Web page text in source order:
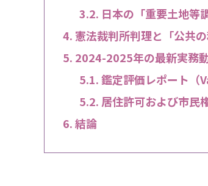
日本の「重要土地等
憲法裁判所判理と「公共の
2024-2025年の最新実務
鑑定評価レポート
居住許可および市民
結論